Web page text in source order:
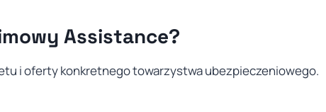
Assistance?
i oferty konkretnego towarzystwa ubezpieczeniowego.